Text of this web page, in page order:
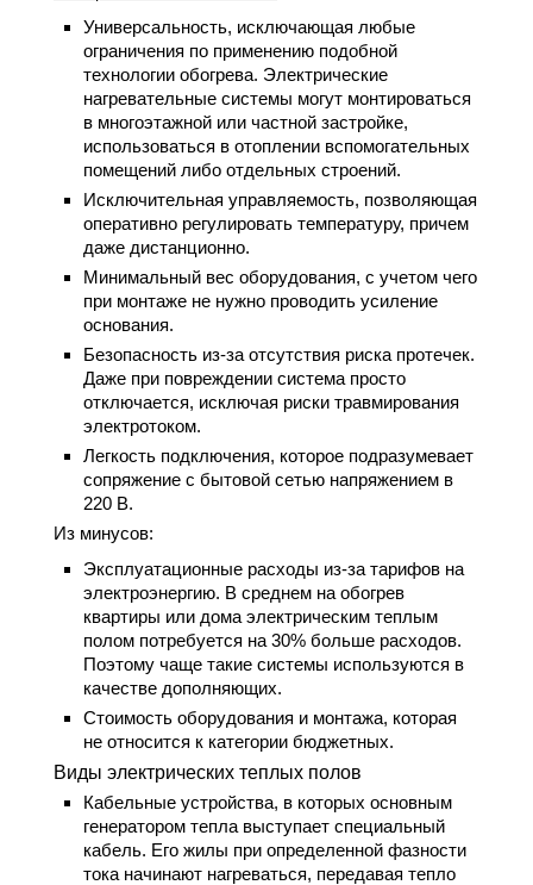
Универсальность, исключающая любые
ограничения по применению подобной
технологии обогрева. Электрические
нагревательные системы могут монтироваться
в многоэтажной или частной застройке,
использоваться в отоплении вспомогательных
помещений либо отдельных строений.
Исключительная управляемость, позволяющая
оперативно регулировать температуру, причем
даже дистанционно.
Минимальный вес оборудования, с учетом чего
при монтаже не нужно проводить усиление
основания.
Безопасность из-за отсутствия риска протечек.
Даже при повреждении система просто
отключается, исключая риски травмирования
электротоком.
Легкость подключения, которое подразумевает
сопряжение с бытовой сетью напряжением в
220 В.
Из минусов:
Эксплуатационные расходы из-за тарифов на
электроэнергию. В среднем на обогрев
квартиры или дома электрическим теплым
полом потребуется на 30% больше расходов.
Поэтому чаще такие системы используются в
качестве дополняющих.
Стоимость оборудования и монтажа, которая
не относится к категории бюджетных.
Виды электрических теплых полов
Кабельные устройства, в которых основным
генератором тепла выступает специальный
кабель. Его жилы при определенной фазности
тока начинают нагреваться, передавая тепло